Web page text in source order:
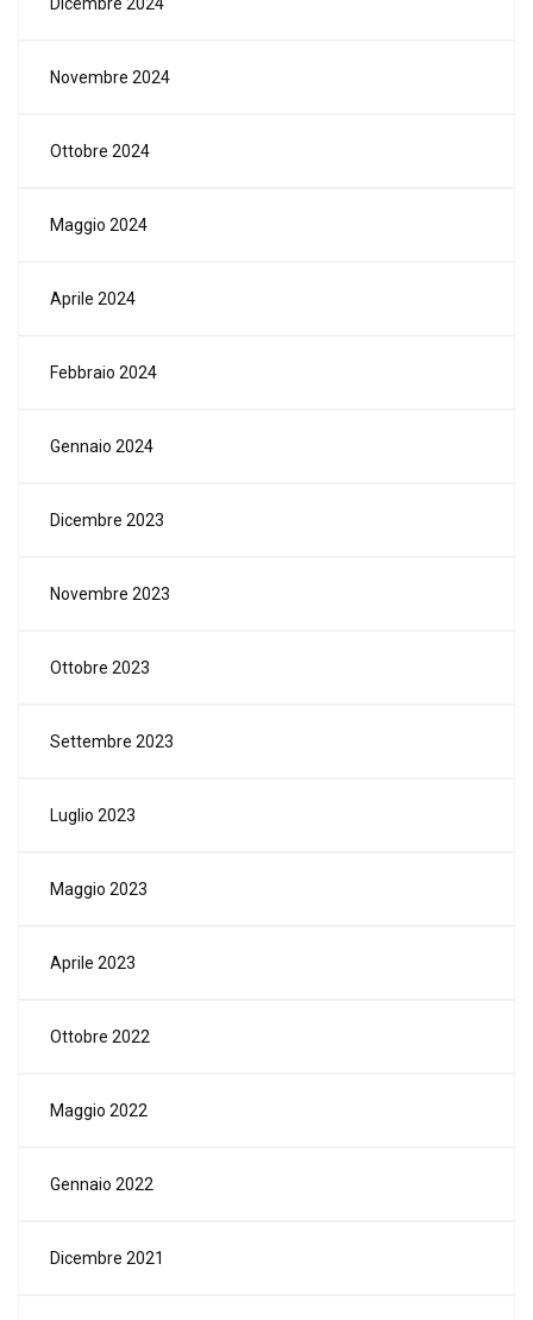
Novembre 2024
Ottobre 2024
Maggio 2024
Aprile 2024
Febbraio 2024
Gennaio 2024
Dicembre 2023
Novembre 2023
Ottobre 2023
Settembre 2023
Luglio 2023
Maggio 2023
Aprile 2023
Ottobre 2022
Maggio 2022
Gennaio 2022
Dicembre 2021